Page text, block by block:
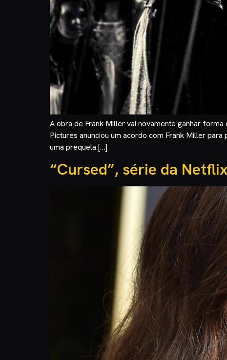
A obra de Frank Miller vai novamente ganhar
Pictures anunciou um acordo com Frank Miller
uma prequela […]
“Cursed”, série da